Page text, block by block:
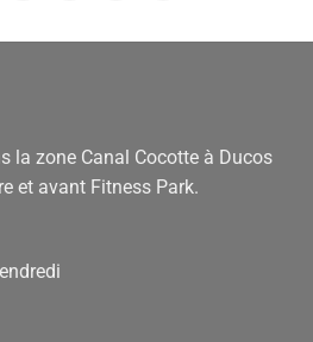
la zone Canal Cocotte à Ducos
et avant Fitness Park.